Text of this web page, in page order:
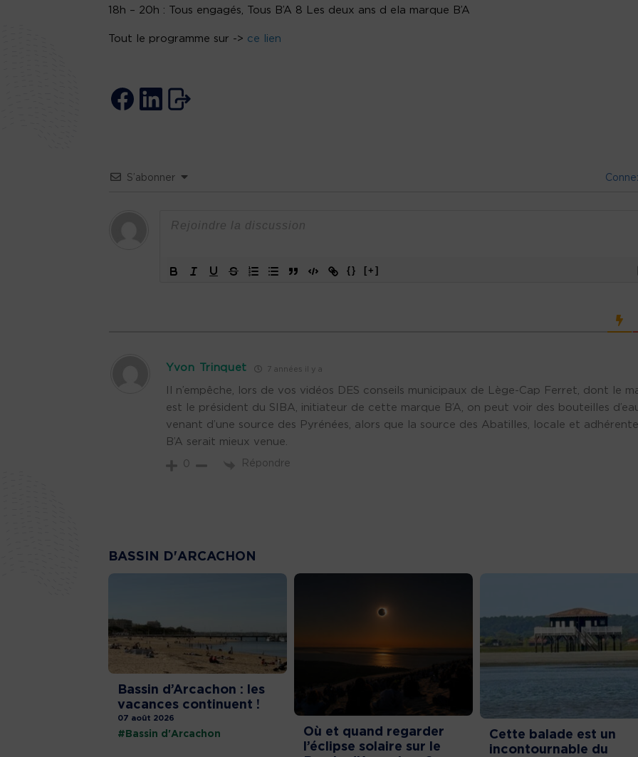
18h – 20h : Tous engagés, Tous B’A 8 Les deux ans d ela marque B’A
Tout le programme sur -> ce lien
S’abonner
{} [+]
Yvon Trinquet 7 années il y a
Il n’empêche, lors de vos vidéos DES conseils municipaux de Lège-Cap Ferret, dont le
est le président du SIBA, initiateur de cette marque B’A, on peut voir des bouteilles
venant d’une source des Pyrénées, alors que la source des Abatilles, locale et
B’A serait mieux venue.
0 Répondre
BASSIN D'ARCACHON
Bassin d’Arcachon : les
vacances continuent !
07 août 2026
#Bassin d'Arcachon
Où et quand regarder
l’éclipse solaire sur le
Cette balade est un
incontournable du